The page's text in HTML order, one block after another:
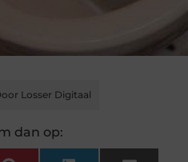
Losser Digitaal
dan op: